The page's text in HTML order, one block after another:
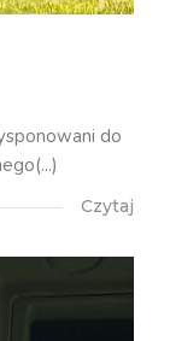
do
Czytaj